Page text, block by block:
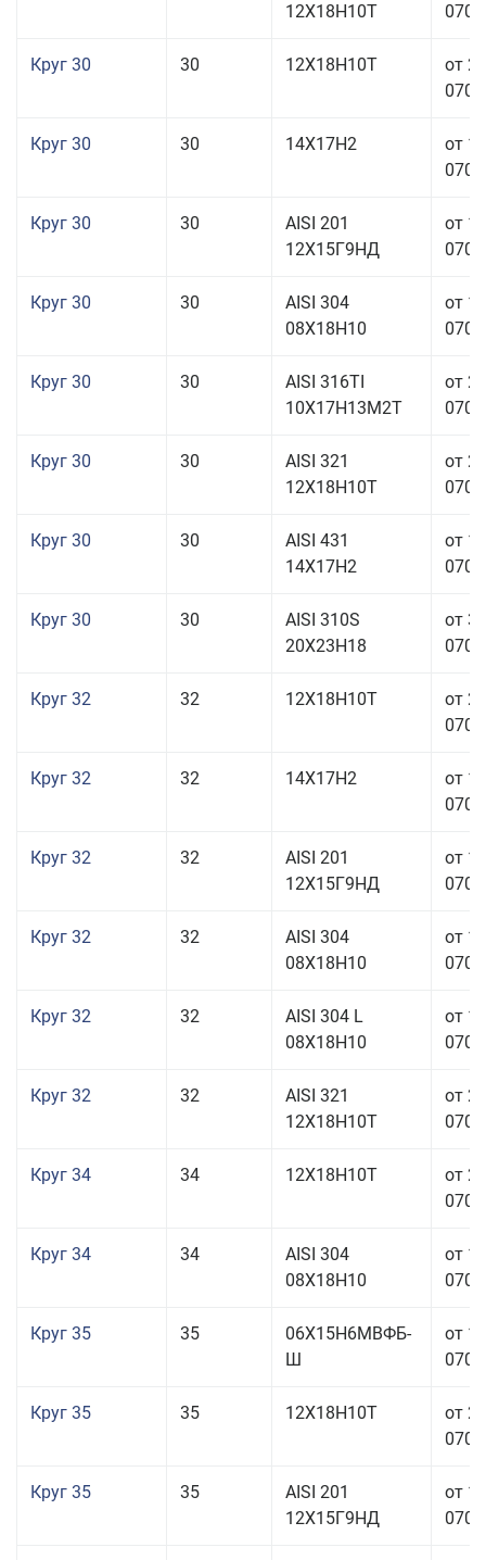
12Х18Н10Т
Круг 30 30 12Х18Н10Т
от
Круг 30 30 14Х17Н2
от
Круг 30 30
AISI 201
12Х15Г9НД
от
Круг 30 30
AISI 304
08Х18Н10
от
Круг 30 30
AISI 316TI
10Х17Н13М2Т
от
Круг 30 30
AISI 321
12Х18Н10Т
от
Круг 30 30
AISI 431
14Х17Н2
от
Круг 30 30
AISI 310S
20Х23Н18
от
Круг 32 32 12Х18Н10Т
от
Круг 32 32 14Х17Н2
от
Круг 32 32
AISI 201
12Х15Г9НД
от
Круг 32 32
AISI 304
08Х18Н10
от
Круг 32 32
AISI 304 L
08Х18Н10
от
Круг 32 32
AISI 321
12Х18Н10Т
от
Круг 34 34 12Х18Н10Т
от
Круг 34 34
AISI 304
08Х18Н10
от
Круг 35 35
06Х15Н6МВФБ-
Ш
от
Круг 35 35 12Х18Н10Т
от
Круг 35 35
AISI 201
12Х15Г9НД
от